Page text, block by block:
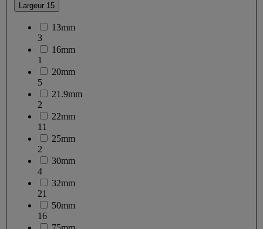
Largeur 15
13mm
3
16mm
1
20mm
5
21.9mm
2
22mm
11
25mm
2
30mm
4
32mm
21
50mm
16